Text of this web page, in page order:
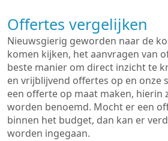
Offertes vergelijken
Nieuwsgierig geworden naar de
komen kijken, het aanvragen van
beste manier om direct inzicht te
en vrijblijvend offertes op en onze
een offerte op maat maken, hierin
worden benoemd. Mocht er een
binnen het budget, dan kan er
worden ingegaan.